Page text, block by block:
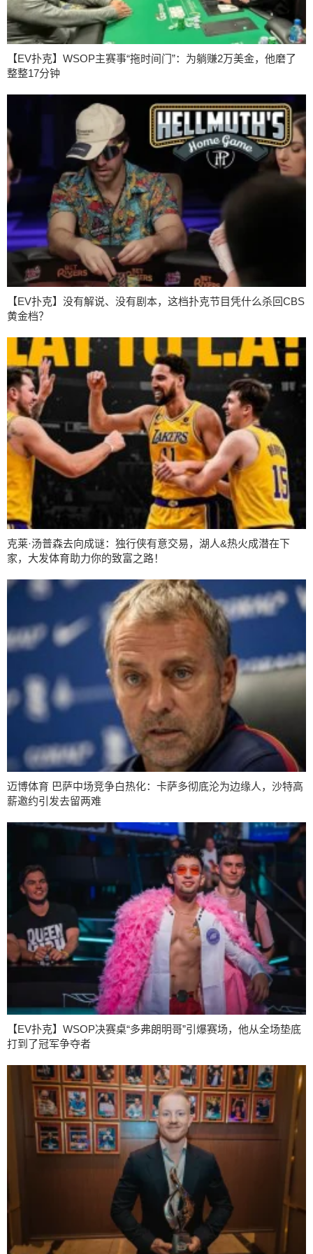
【EV扑克】WSOP主赛事“拖时间门”：为躺赚2万美金，他磨了
整整17分钟
【EV扑克】没有解说、没有剧本，这档扑克节目凭什么杀回CBS
黄金档？
克莱·汤普森去向成谜：独行侠有意交易，湖人&热火成潜在下
家，大发体育助力你的致富之路！
迈博体育 巴萨中场竞争白热化：卡萨多彻底沦为边缘人，沙特高
薪邀约引发去留两难
【EV扑克】WSOP决赛桌“多弗朗明哥”引爆赛场，他从全场垫底
打到了冠军争夺者